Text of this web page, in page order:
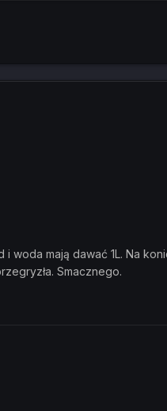
mają dawać 1L. Na
Smacznego.